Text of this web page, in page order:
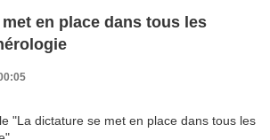
en place dans tous les